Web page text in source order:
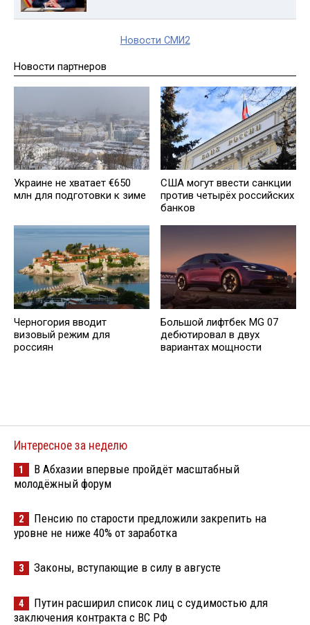
Новости СМИ2
Новости партнеров
Украине не хватает €650
млн для подготовки к зиме
США могут ввести санкции
против четырёх российских
банков
Черногория вводит
визовый режим для
россиян
Большой лифтбек MG 07
дебютировал в двух
вариантах мощности
Интересное за неделю
1
В Абхазии впервые пройдёт масштабный
молодёжный форум
2
Пенсию по старости предложили закрепить на
уровне не ниже 40% от заработка
3 Законы, вступающие в силу в августе
4
Путин расширил список лиц с судимостью для
заключения контракта с ВС РФ